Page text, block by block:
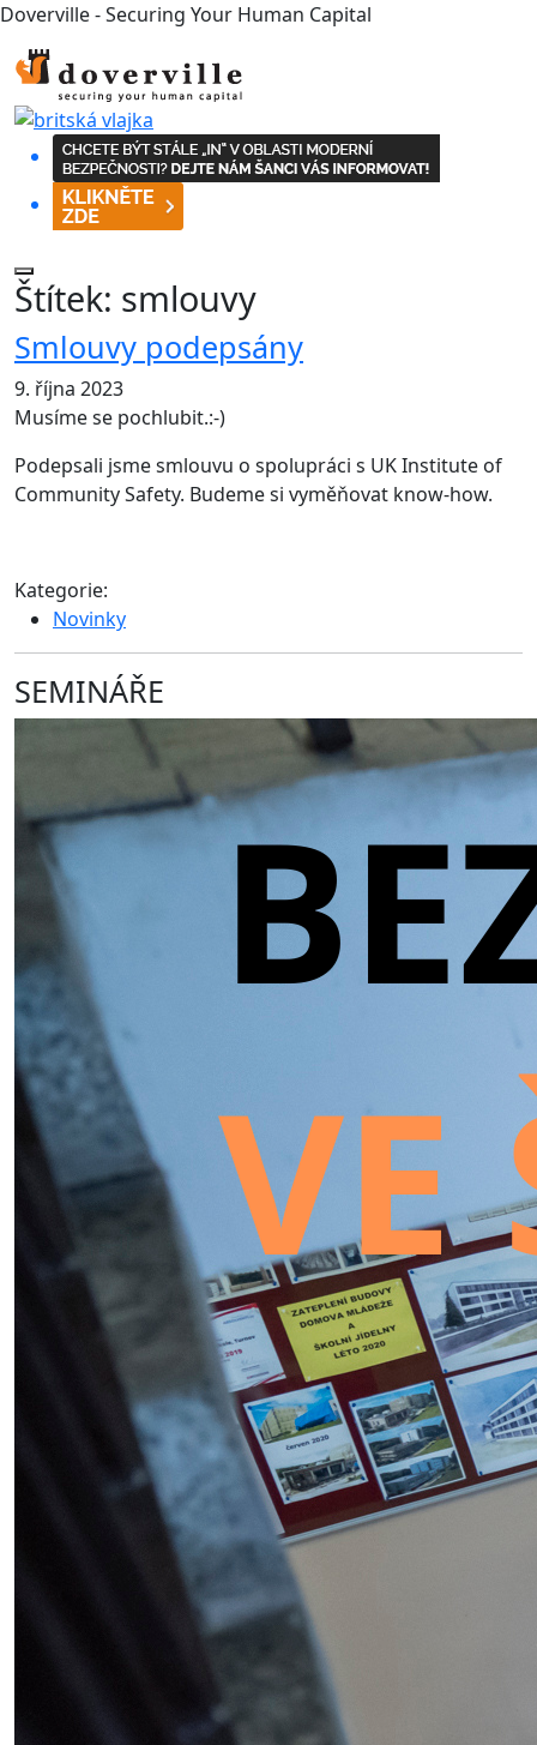
Doverville - Securing Your Human Capital
Štítek: smlouvy
Smlouvy podepsány
9. října 2023
Musíme se pochlubit.:-)
Podepsali jsme smlouvu o spolupráci s UK Institute of
Community Safety. Budeme si vyměňovat know-how.
Kategorie:
Novinky
SEMINÁŘE